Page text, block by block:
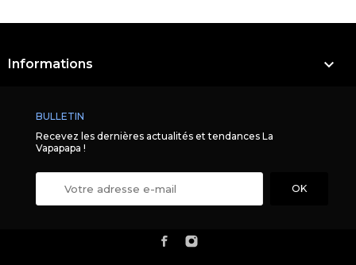
Informations 
BULLETIN
Recevez les dernières actualités et tendances La
Vapapapa !